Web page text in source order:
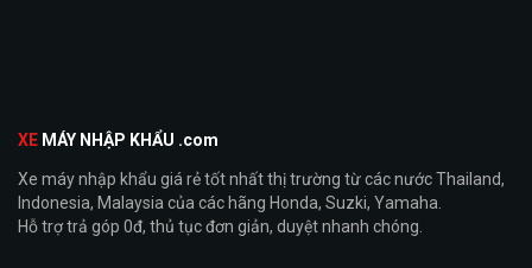
XE MÁY NHẬP KHẨU .com
Xe máy nhập khẩu giá rẻ tốt nhất thị trường từ các nước Thailand,
Indonesia, Malaysia của các hãng Honda, Suzki, Yamaha.
Hỗ trợ trả góp 0đ, thủ tục đơn giản, duyệt nhanh chóng.